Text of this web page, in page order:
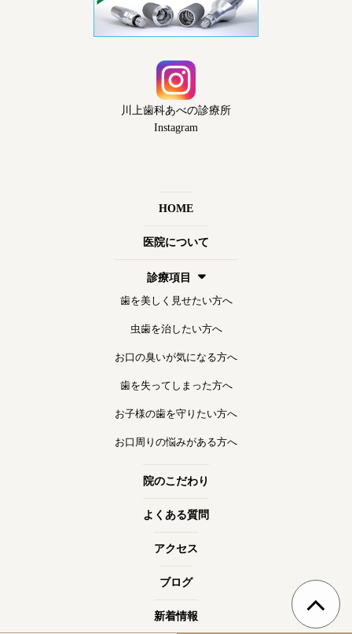
川上歯科あべの診療所
Instagram
HOME
医院について
診療項目
歯を美しく見せたい方へ
虫歯を治したい方へ
お口の臭いが気になる方へ
歯を失ってしまった方へ
お子様の歯を守りたい方へ
お口周りの悩みがある方へ
院のこだわり
よくある質問
アクセス
ブログ
新着情報